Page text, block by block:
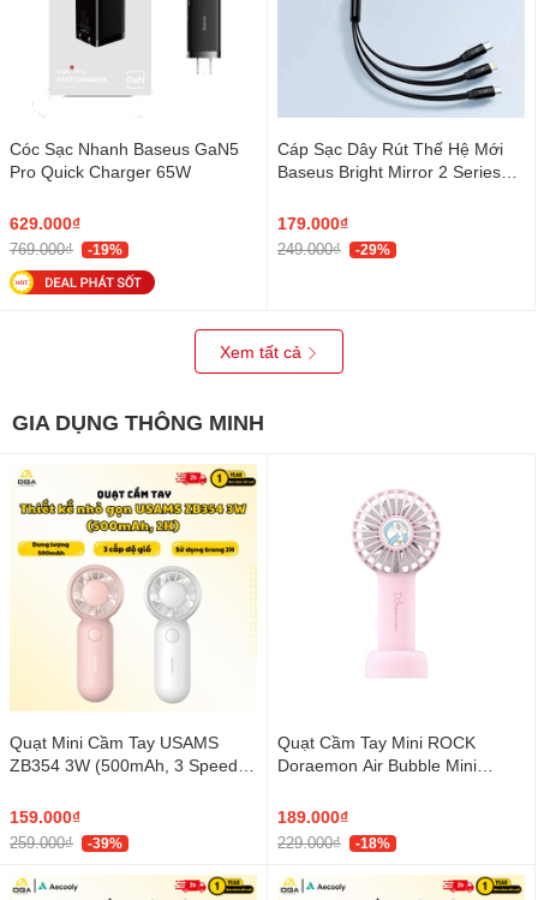
Cóc Sạc Nhanh Baseus GaN5
Pro Quick Charger 65W
629.000₫
769.000₫ -19%
Cáp Sạc Dây Rút Thế Hệ Mới
Baseus Bright Mirror 2 Series
179.000₫
249.000₫ -29%
Xem tất cả
GIA DỤNG THÔNG MINH
Quạt Mini Cầm Tay USAMS
ZB354 3W (500mAh, 3 Speed
159.000₫
259.000₫ -39%
Quạt Cầm Tay Mini ROCK
Doraemon Air Bubble Mini
189.000₫
229.000₫ -18%